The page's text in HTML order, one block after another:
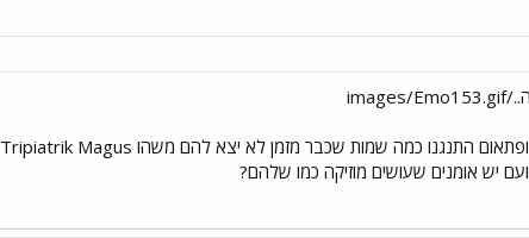
ועם יש אומנים שעושים מוזיקה כמו שלהם?